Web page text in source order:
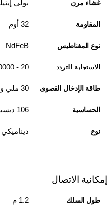
غشاء مرن بولي
المقاومة 32 أوم
نوع المغناطيس NdFeB
الاستجابة للتردد 20 - 20000 هرتز
طاقة الإدخال القصوى 30 ملي واط
الحساسية 106 ديسيبل
نوع ديناميكي
إمكانية الاتصال
طول السلك 1.2 م